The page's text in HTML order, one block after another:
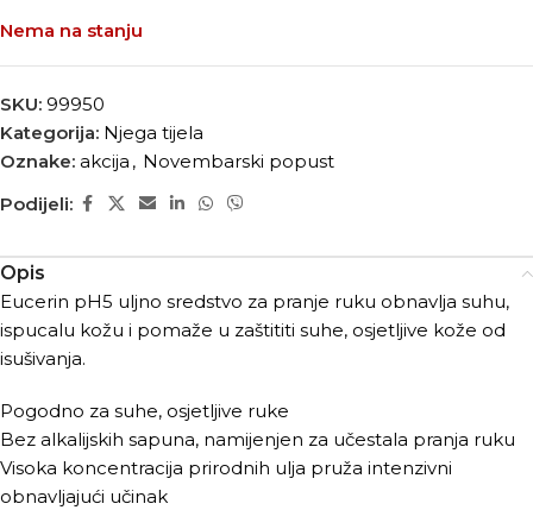
Nema na stanju
SKU: 99950
Kategorija: Njega tijela
Oznake: akcija , Novembarski popust
Podijeli:
Opis
Eucerin pH5 uljno sredstvo za pranje ruku obnavlja suhu,
ispucalu kožu i pomaže u zaštititi suhe, osjetljive kože od
isušivanja.
Pogodno za suhe, osjetljive ruke
Bez alkalijskih sapuna, namijenjen za učestala pranja ruku
Visoka koncentracija prirodnih ulja pruža intenzivni
obnavljajući učinak